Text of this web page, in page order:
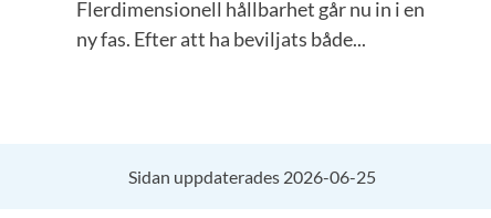
Flerdimensionell hållbarhet går nu in i en
ny fas. Efter att ha beviljats både...
Sidan uppdaterades 2026-06-25